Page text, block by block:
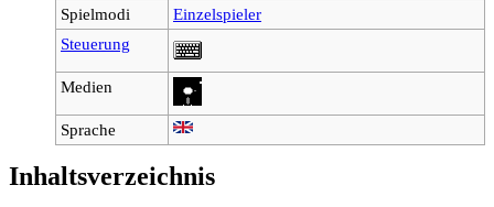
Spielmodi
Einzelspieler
Steuerung
Medien
Sprache
Inhaltsverzeichnis